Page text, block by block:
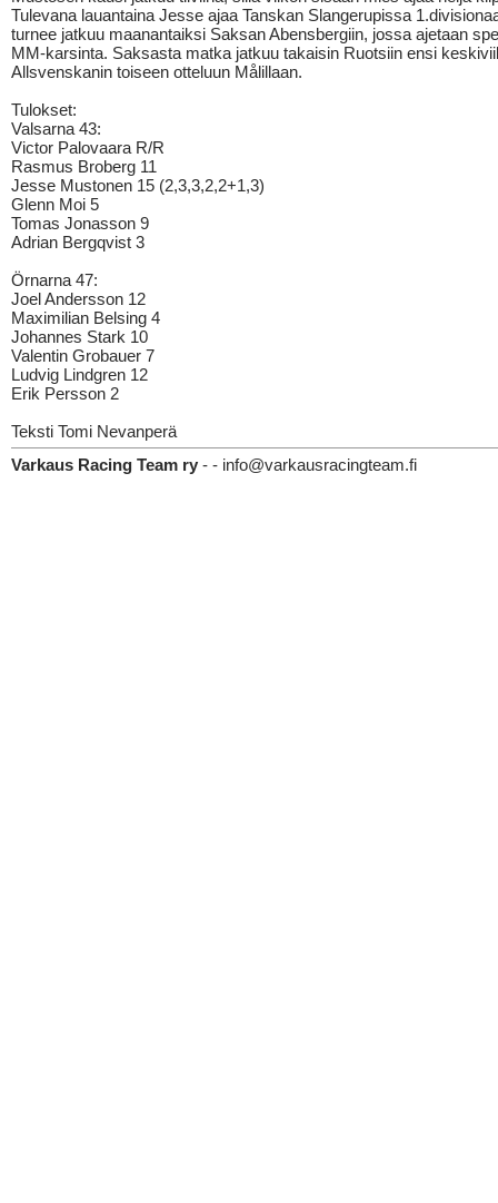
Tulevana lauantaina Jesse ajaa Tanskan Slangerupissa
turnee jatkuu maanantaiksi Saksan Abensbergiin, jossa ajetaan
MM-karsinta. Saksasta matka jatkuu takaisin Ruotsiin ensi
Allsvenskanin toiseen otteluun Målillaan.
Tulokset:
Valsarna 43:
Victor Palovaara R/R
Rasmus Broberg 11
Jesse Mustonen 15 (2,3,3,2,2+1,3)
Glenn Moi 5
Tomas Jonasson 9
Adrian Bergqvist 3
Örnarna 47:
Joel Andersson 12
Maximilian Belsing 4
Johannes Stark 10
Valentin Grobauer 7
Ludvig Lindgren 12
Erik Persson 2
Teksti Tomi Nevanperä
Varkaus Racing Team ry - - info@varkausracingteam.fi